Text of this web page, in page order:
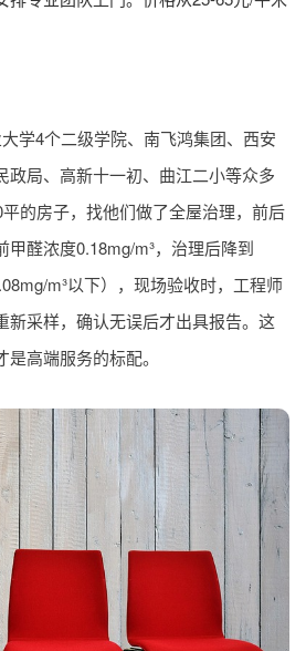
学4个二级学院、南飞鸿集团、西安
政局、高新十一初、曲江二小等众多
的房子，找他们做了全屋治理，前后
甲醛浓度0.18mg/m³，治理后降到
m³以下），现场验收时，工程师
新采样，确认无误后才出具报告。这
高端服务的标配。